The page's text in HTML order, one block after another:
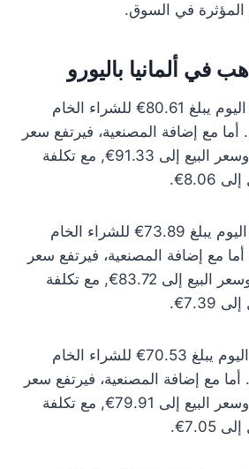
المؤثرة في السوق.
في ألمانيا باليورو
سعر الذهب عيار 24 اليوم يبلغ 80.61€ للشراء الخام
أما مع إضافة المصنعية، فيرتفع سعر
الشراء إلى 88.67€ وسعر البيع إلى 91.33€, مع تكلفة
سعر الذهب عيار 22 اليوم يبلغ 73.89€ للشراء الخام
أما مع إضافة المصنعية، فيرتفع سعر
الشراء إلى 81.28€ وسعر البيع إلى 83.72€, مع تكلفة
سعر الذهب عيار 21 اليوم يبلغ 70.53€ للشراء الخام
أما مع إضافة المصنعية، فيرتفع سعر
الشراء إلى 77.58€ وسعر البيع إلى 79.91€, مع تكلفة